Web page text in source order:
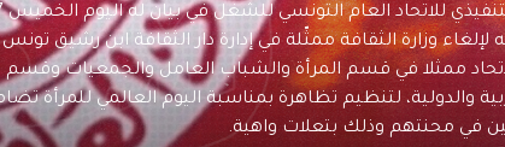
لإلغاء وزارة الثقافة ممثّلة في إدارة دار الثقافة ابن رشيق
ممثلا في قسم المرأة والشباب العامل والجمعيات وقسم
والدولية، لتنظيم تظاهرة بمناسبة اليوم العالمي للمرأة
في محنتهم وذلك بتعلات واهية.